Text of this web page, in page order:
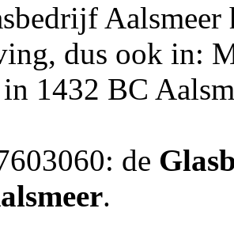
dus ook in:
1432 BC
de
.